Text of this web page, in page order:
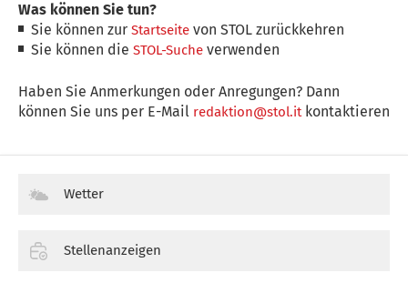
Was können Sie tun?
Sie können zurStartseite von STOL zurückkehren
Sie können dieSTOL-Suche verwenden
Haben Sie Anmerkungen oder Anregungen? Dann
können Sie uns per E-Mail redaktion@stol.itkontaktieren
Wetter
Stellenanzeigen